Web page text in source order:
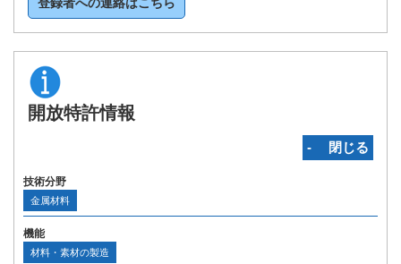
登録者への連絡はこちら
開放特許情報
‐ 閉じる
技術分野
金属材料
機能
材料・素材の製造